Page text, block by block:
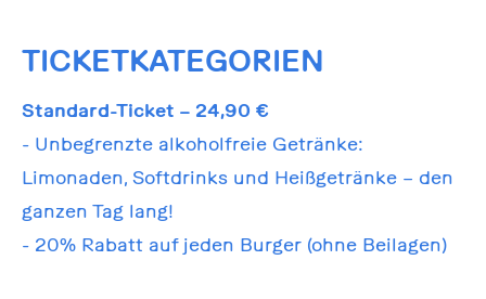
TICKETKATEGORIEN
Standard-Ticket – 24,90 €
- Unbegrenzte alkoholfreie Getränke:
Limonaden, Softdrinks und Heißgetränke – den
ganzen Tag lang!
- 20% Rabatt auf jeden Burger (ohne Beilagen)